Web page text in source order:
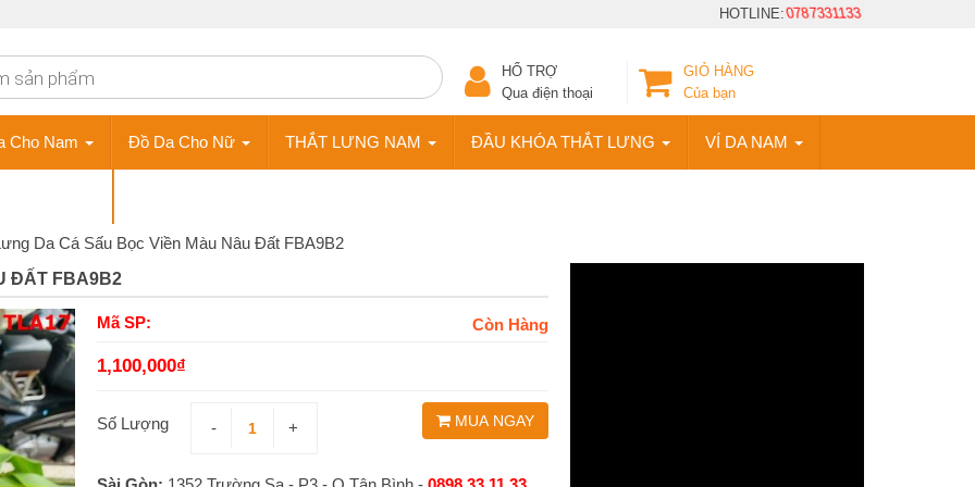
HOTLINE:0787331133
HỔ TRỢ
Qua điện thoại
GIỎ HÀNG
Của bạn
Cho Nam Đồ Da Cho Nữ THẮT LƯNG NAM ĐẦU KHÓA THẮT LƯNG VÍ DA NAM
Da Cá Sấu Bọc Viền Màu Nâu Đất FBA9B2
ĐẤT FBA9B2
Mã SP: Còn Hàng
1,100,000₫
Số Lượng - + MUA NGAY